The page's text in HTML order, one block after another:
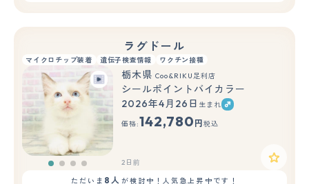
ラグドール
マイクロチップ装着 遺伝子検査情報 ワクチン接種
栃木県 Coo&RIKU足利店
シールポイントバイカラー
2026年4月26日 生まれ
価格:142,780 円 税込
2日前
ただいま 8人 が検討中！人気急上昇中です！